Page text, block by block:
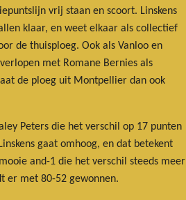
vrij staan en scoort. Linskens
klaar, en weet elkaar als collectief
de thuisploeg. Ook als Vanloo en
met Romane Bernies als
de ploeg uit Montpellier dan ook
Peters die het verschil op 17 punten
gaat omhoog, en dat betekent
and-1 die het verschil steeds meer
er met 80-52 gewonnen.